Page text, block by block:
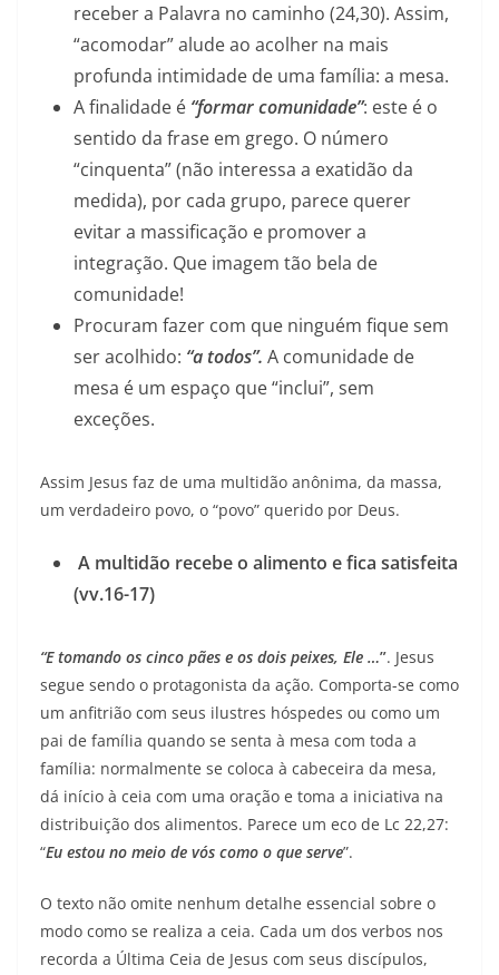
receber a Palavra no caminho (24,30). Assim,
“acomodar” alude ao acolher na mais
profunda intimidade de uma família: a mesa.
A finalidade é “formar comunidade”: este é o
sentido da frase em grego. O número
“cinquenta” (não interessa a exatidão da
medida), por cada grupo, parece querer
evitar a massificação e promover a
integração. Que imagem tão bela de
comunidade!
Procuram fazer com que ninguém fique sem
ser acolhido: “a todos”. A comunidade de
mesa é um espaço que “inclui”, sem
exceções.
Assim Jesus faz de uma multidão anônima, da massa,
um verdadeiro povo, o “povo” querido por Deus.
A multidão recebe o alimento e fica satisfeita
(vv.16-17)
“E tomando os cinco pães e os dois peixes, Ele …”. Jesus
segue sendo o protagonista da ação. Comporta-se como
um anfitrião com seus ilustres hóspedes ou como um
pai de família quando se senta à mesa com toda a
família: normalmente se coloca à cabeceira da mesa,
dá início à ceia com uma oração e toma a iniciativa na
distribuição dos alimentos. Parece um eco de Lc 22,27:
“Eu estou no meio de vós como o que serve”.
O texto não omite nenhum detalhe essencial sobre o
modo como se realiza a ceia. Cada um dos verbos nos
recorda a Última Ceia de Jesus com seus discípulos,